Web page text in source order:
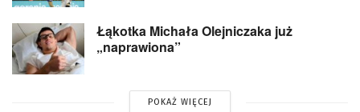
Łąkotka Michała Olejniczaka już
„naprawiona”
POKAŻ WIĘCEJ